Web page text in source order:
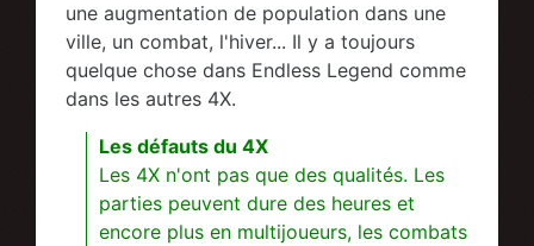
une augmentation de population dans une
ville, un combat, l'hiver... Il y a toujours
quelque chose dans Endless Legend comme
dans les autres 4X.
Les défauts du 4X
Les 4X n'ont pas que des qualités. Les
parties peuvent dure des heures et
encore plus en multijoueurs, les combats